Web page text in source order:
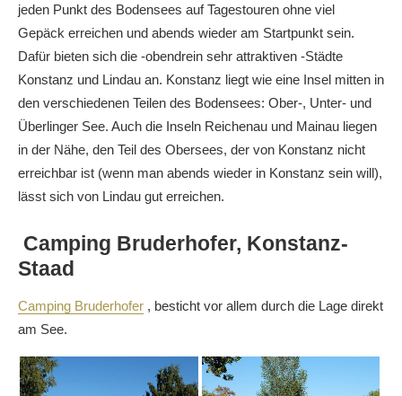
jeden Punkt des Bodensees auf Tagestouren ohne viel
Gepäck erreichen und abends wieder am Startpunkt sein.
Dafür bieten sich die -obendrein sehr attraktiven -Städte
Konstanz und Lindau an. Konstanz liegt wie eine Insel mitten in
den verschiedenen Teilen des Bodensees: Ober-, Unter- und
Überlinger See. Auch die Inseln Reichenau und Mainau liegen
in der Nähe, den Teil des Obersees, der von Konstanz nicht
erreichbar ist (wenn man abends wieder in Konstanz sein will),
lässt sich von Lindau gut erreichen.
Camping Bruderhofer, Konstanz-
Staad
Camping Bruderhofer , besticht vor allem durch die Lage direkt
am See.